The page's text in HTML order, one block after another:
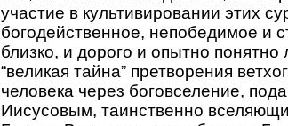
участие в культивировании этих
богодейственное, непобедимое и
близко, и дорого и опытно
“великая тайна” претворения
человека через боговселение,
Иисусовым, таинственно